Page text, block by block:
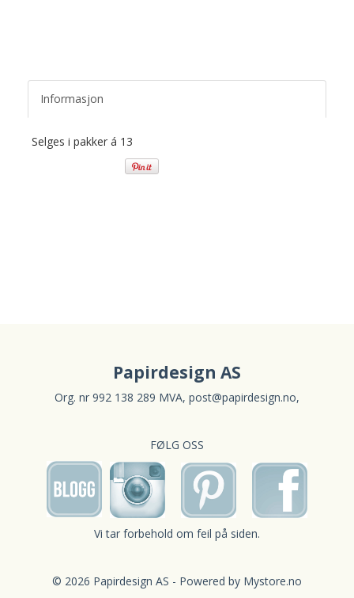
Informasjon
Selges i pakker á 13
Papirdesign AS
Org. nr 992 138 289 MVA, post@papirdesign.no,
FØLG OSS
Vi tar forbehold om feil på siden.
© 2026 Papirdesign AS - Powered by Mystore.no